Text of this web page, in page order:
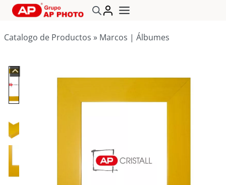
Saltar
Catalogo de Productos » Marcos | Álbumes